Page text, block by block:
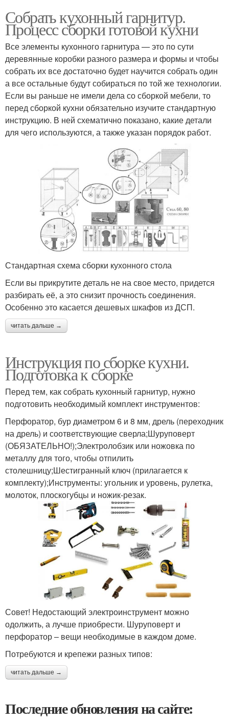
Собрать кухонный гарнитур.
Процесс сборки готовой кухни
Все элементы кухонного гарнитура — это по сути
деревянные коробки разного размера и формы и чтобы
собрать их все достаточно будет научится собрать один
а все остальные будут собираться по той же технологии.
Если вы раньше не имели дела со сборкой мебели, то
перед сборкой кухни обязательно изучите стандартную
инструкцию. В ней схематично показано, какие детали
для чего используются, а также указан порядок работ.
Стандартная схема сборки кухонного стола
Если вы прикрутите деталь не на свое место, придется
разбирать её, а это снизит прочность соединения.
Особенно это касается дешевых шкафов из ДСП.
читать дальше →
Инструкция по сборке кухни.
Подготовка к сборке
Перед тем, как собрать кухонный гарнитур, нужно
подготовить необходимый комплект инструментов:
Перфоратор, бур диаметром 6 и 8 мм, дрель (переходник
на дрель) и соответствующие сверла;Шуруповерт
(ОБЯЗАТЕЛЬНО!);Электролобзик или ножовка по
металлу для того, чтобы отпилить
столешницу;Шестигранный ключ (прилагается к
комплекту);Инструменты: угольник и уровень, рулетка,
молоток, плоскогубцы и ножик-резак.
Совет! Недостающий электроинструмент можно
одолжить, а лучше приобрести. Шуруповерт и
перфоратор – вещи необходимые в каждом доме.
Потребуются и крепежи разных типов:
читать дальше →
Последние обновления на сайте: